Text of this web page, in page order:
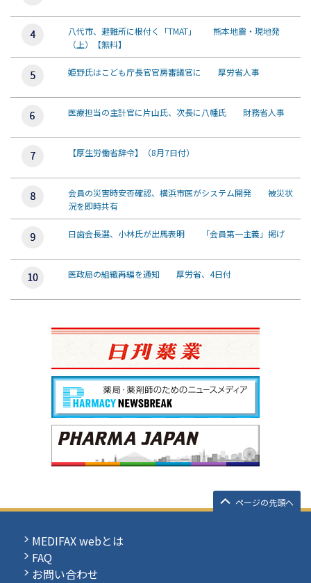
八代市、避難所に根付く「TMAT」 熊本地震・現地発
（上）【無料】
姫野氏はこども庁長官官房審議官に 厚労省人事
医療担当の主計官に片山氏、次長に八幡氏 財務省人事
【厚生労働省辞令】（8月7日付）
会員の災害時安否確認、横浜市医がシステム開発 被災状
況を即時共有
日歯会長選、小林氏が出馬表明 「会員第一主義」掲げ
医政局の組織再編を通知 厚労省、4日付
ページの先頭へ
MEDIFAX webとは
FAQ
お問い合わせ